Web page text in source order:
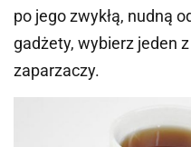
po jego zwykłą, nudną
gadżety, wybierz jeden
zaparzaczy.